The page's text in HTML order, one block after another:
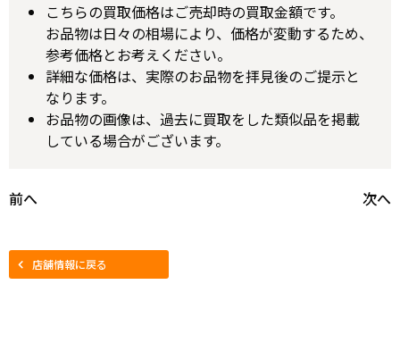
こちらの買取価格はご売却時の買取金額です。
お品物は日々の相場により、価格が変動するため、
参考価格とお考えください。
詳細な価格は、実際のお品物を拝見後のご提示と
なります。
お品物の画像は、過去に買取をした類似品を掲載
している場合がございます。
前へ 次へ
店舗情報に戻る